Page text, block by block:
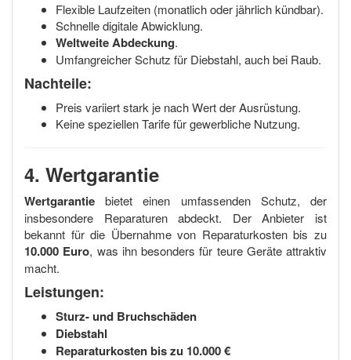
Flexible Laufzeiten (monatlich oder jährlich kündbar).
Schnelle digitale Abwicklung.
Weltweite Abdeckung.
Umfangreicher Schutz für Diebstahl, auch bei Raub.
Nachteile:
Preis variiert stark je nach Wert der Ausrüstung.
Keine speziellen Tarife für gewerbliche Nutzung.
4. Wertgarantie
Wertgarantie bietet einen umfassenden Schutz, der
insbesondere Reparaturen abdeckt. Der Anbieter ist
bekannt für die Übernahme von Reparaturkosten bis zu
10.000 Euro, was ihn besonders für teure Geräte attraktiv
macht.
Leistungen:
Sturz- und Bruchschäden
Diebstahl
Reparaturkosten bis zu 10.000 €